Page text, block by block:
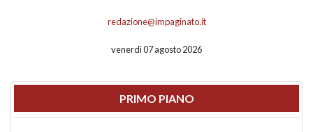
redazione@impaginato.it
venerdì 07 agosto 2026
PRIMO PIANO